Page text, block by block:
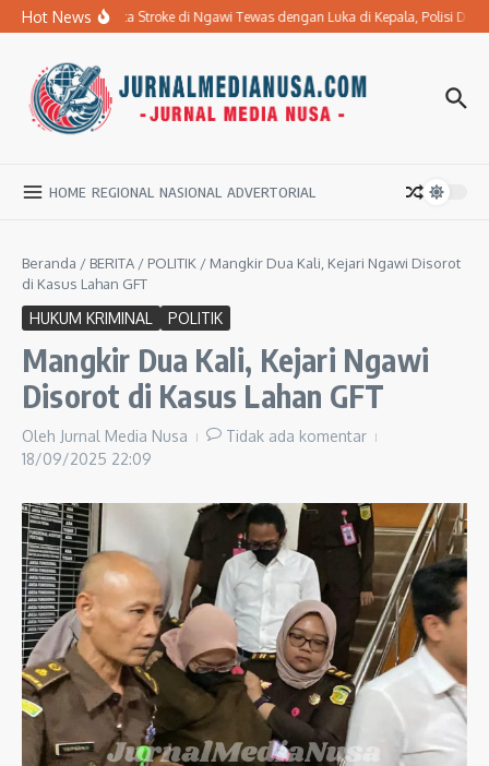
Lewati ke konten
Hot News
Ibu Penderita Stroke di Ngawi Tewas dengan Luka di Kepala, Polisi
HOME REGIONAL NASIONAL ADVERTORIAL
Beranda / BERITA / POLITIK / Mangkir Dua Kali, Kejari Ngawi Disorot
di Kasus Lahan GFT
HUKUM KRIMINAL POLITIK
Mangkir Dua Kali, Kejari Ngawi
Disorot di Kasus Lahan GFT
Oleh Jurnal Media Nusa
Tidak ada komentar
18/09/2025 22:09